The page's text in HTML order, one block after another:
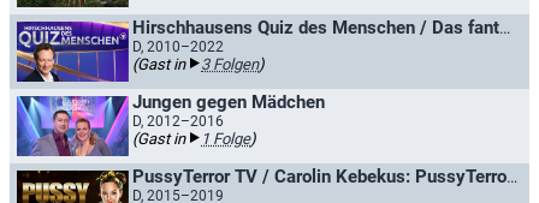
Hirschhausens Quiz des Menschen / Das fantastische Quiz des Menschen
D, 2010–2022
(Gast in 3 Folgen)
Jungen gegen Mädchen
D, 2012–2016
(Gast in 1 Folge)
PussyTerror TV / Carolin Kebekus: PussyTerror TV
D, 2015–2019